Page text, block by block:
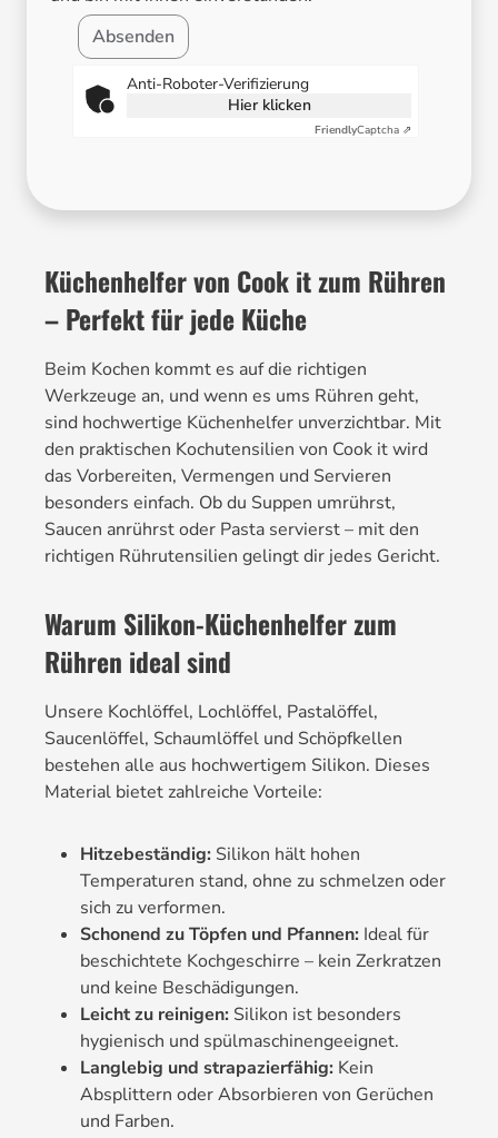
Absenden
Anti-Roboter-Verifizierung
Hier klicken
FriendlyCaptcha ⇗
Küchenhelfer von Cook it zum Rühren
– Perfekt für jede Küche
Beim Kochen kommt es auf die richtigen
Werkzeuge an, und wenn es ums Rühren geht,
sind hochwertige Küchenhelfer unverzichtbar. Mit
den praktischen Kochutensilien von Cook it wird
das Vorbereiten, Vermengen und Servieren
besonders einfach. Ob du Suppen umrührst,
Saucen anrührst oder Pasta servierst – mit den
richtigen Rührutensilien gelingt dir jedes Gericht.
Warum Silikon-Küchenhelfer zum
Rühren ideal sind
Unsere Kochlöffel, Lochlöffel, Pastalöffel,
Saucenlöffel, Schaumlöffel und Schöpfkellen
bestehen alle aus hochwertigem Silikon. Dieses
Material bietet zahlreiche Vorteile:
Hitzebeständig: Silikon hält hohen
Temperaturen stand, ohne zu schmelzen oder
sich zu verformen.
Schonend zu Töpfen und Pfannen: Ideal für
beschichtete Kochgeschirre – kein Zerkratzen
und keine Beschädigungen.
Leicht zu reinigen: Silikon ist besonders
hygienisch und spülmaschinengeeignet.
Langlebig und strapazierfähig: Kein
Absplittern oder Absorbieren von Gerüchen
und Farben.